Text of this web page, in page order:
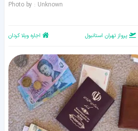
Photo by : Unknown
پرواز تهران استانبول اجاره ویلا کردان